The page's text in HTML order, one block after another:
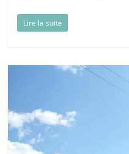
Lire la suite